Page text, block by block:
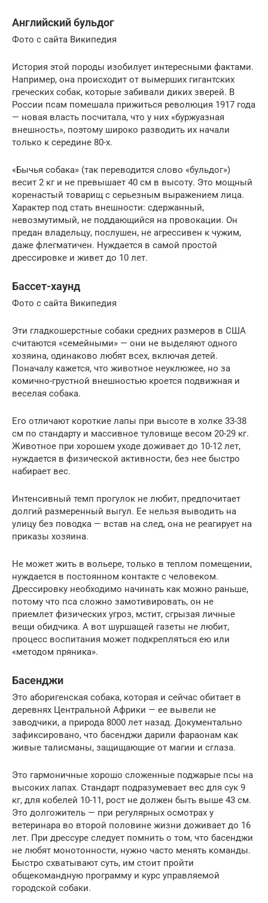
Английский бульдог
Фото с сайта Википедия
История этой породы изобилует интересными фактами.
Например, она происходит от вымерших гигантских
греческих собак, которые забивали диких зверей. В
России псам помешала прижиться революция 1917 года
— новая власть посчитала, что у них «буржуазная
внешность», поэтому широко разводить их начали
только к середине 80-х.
«Бычья собака» (так переводится слово «бульдог»)
весит 2 кг и не превышает 40 см в высоту. Это мощный
коренастый товарищ с серьезным выражением лица.
Характер под стать внешности: сдержанный,
невозмутимый, не поддающийся на провокации. Он
предан владельцу, послушен, не агрессивен к чужим,
даже флегматичен. Нуждается в самой простой
дрессировке и живет до 10 лет.
Бассет-хаунд
Фото с сайта Википедия
Эти гладкошерстные собаки средних размеров в США
считаются «семейными» — они не выделяют одного
хозяина, одинаково любят всех, включая детей.
Поначалу кажется, что животное неуклюжее, но за
комично-грустной внешностью кроется подвижная и
веселая собака.
Его отличают короткие лапы при высоте в холке 33-38
см по стандарту и массивное туловище весом 20-29 кг.
Животное при хорошем уходе доживает до 10-12 лет,
нуждается в физической активности, без нее быстро
набирает вес.
Интенсивный темп прогулок не любит, предпочитает
долгий размеренный выгул. Ее нельзя выводить на
улицу без поводка — встав на след, она не реагирует на
приказы хозяина.
Не может жить в вольере, только в теплом помещении,
нуждается в постоянном контакте с человеком.
Дрессировку необходимо начинать как можно раньше,
потому что пса сложно замотивировать, он не
приемлет физических угроз, мстит, сгрызая личные
вещи обидчика. А вот шуршащей газеты не любит,
процесс воспитания может подкрепляться ею или
«методом пряника».
Басенджи
Это аборигенская собака, которая и сейчас обитает в
деревнях Центральной Африки — ее вывели не
заводчики, а природа 8000 лет назад. Документально
зафиксировано, что басенджи дарили фараонам как
живые талисманы, защищающие от магии и сглаза.
Это гармоничные хорошо сложенные поджарые псы на
высоких лапах. Стандарт подразумевает вес для сук 9
кг, для кобелей 10-11, рост не должен быть выше 43 см.
Это долгожитель — при регулярных осмотрах у
ветеринара во второй половине жизни доживает до 16
лет. При дрессуре следует помнить о том, что басенджи
не любят монотонности, нужно часто менять команды.
Быстро схватывают суть, им стоит пройти
общекомандную программу и курс управляемой
городской собаки.